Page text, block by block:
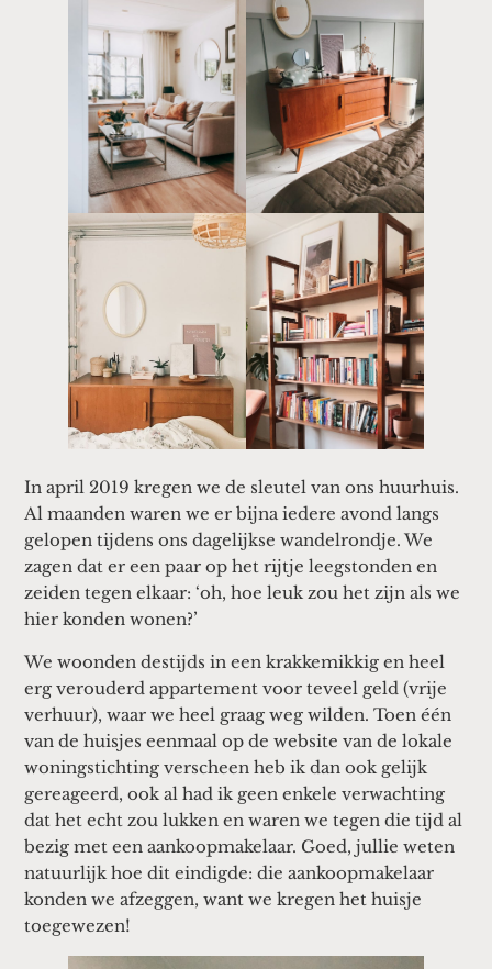
In april 2019 kregen we de sleutel van ons huurhuis.
Al maanden waren we er bijna iedere avond langs
gelopen tijdens ons dagelijkse wandelrondje. We
zagen dat er een paar op het rijtje leegstonden en
zeiden tegen elkaar: ‘oh, hoe leuk zou het zijn als we
hier konden wonen?’
We woonden destijds in een krakkemikkig en heel
erg verouderd appartement voor teveel geld (vrije
verhuur), waar we heel graag weg wilden. Toen één
van de huisjes eenmaal op de website van de lokale
woningstichting verscheen heb ik dan ook gelijk
gereageerd, ook al had ik geen enkele verwachting
dat het echt zou lukken en waren we tegen die tijd al
bezig met een aankoopmakelaar. Goed, jullie weten
natuurlijk hoe dit eindigde: die aankoopmakelaar
konden we afzeggen, want we kregen het huisje
toegewezen!